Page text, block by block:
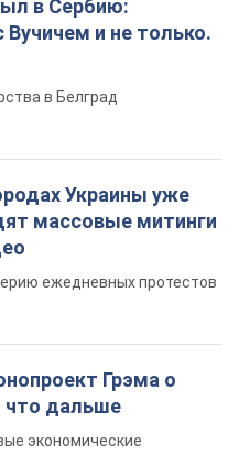
Грэма о
дальше